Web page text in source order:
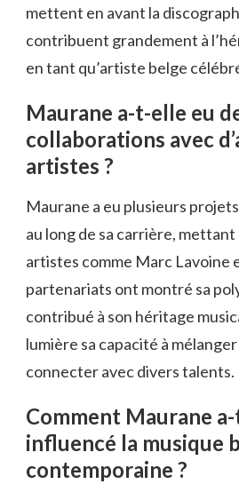
mettent en avant la
contribuent grandement à
en tant qu’artiste belge
Maurane a-t-elle eu
collaborations avec
artistes ?
Maurane a eu plusieurs
au long de sa carrière,
artistes comme Marc Lavoine
partenariats ont montré sa
contribué à son héritage
lumière sa capacité à
connecter avec divers talents.
Comment Maurane
influencé la musique
contemporaine ?